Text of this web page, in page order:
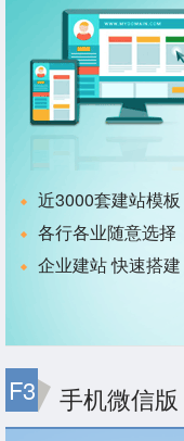
近3000套建站模板
各行各业随意选择
企业建站 快速搭建
F3 手机微信版